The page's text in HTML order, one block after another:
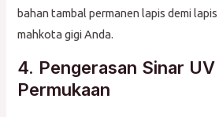
bahan tambal permanen lapis demi
mahkota gigi Anda.
4. Pengerasan Sinar
Permukaan